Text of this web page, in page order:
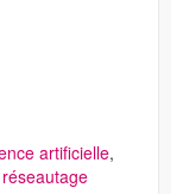
artificielle,
réseautage